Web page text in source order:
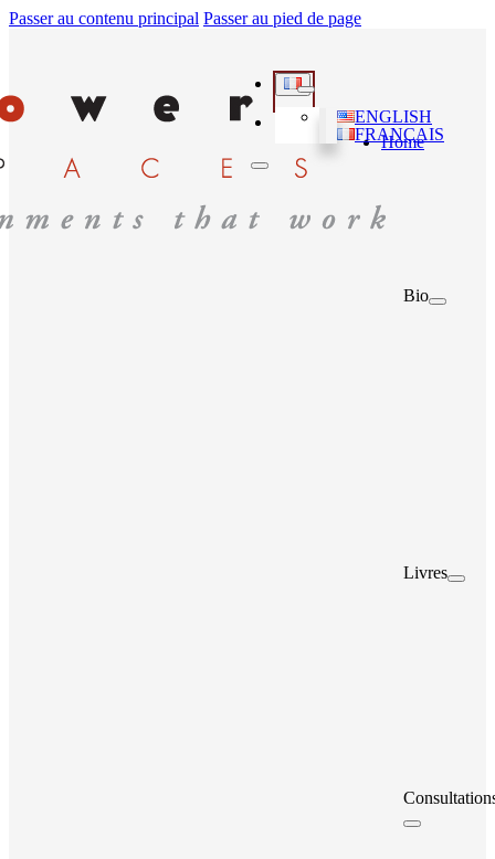
Passer au contenu principal Passer au pied de page
Home
Bio
Livres
ENGLISH
FRANÇAIS